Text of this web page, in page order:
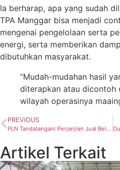
Ia berharap, apa yang sudah
TPA Manggar bisa menjadi
mengenai pengelolaan serta
energi, serta memberikan
dibutuhkan masyarakat.
“Mudah-mudahan hasil
diterapkan atau dicontoh
wilayah operasinya
PREVIOUS
PLN Tandatangani Perjanjian Jual Beli Listrik PLTS Bangka 10 MWac Pengembangan Energi Baru Terbarukan
Artikel Terkait